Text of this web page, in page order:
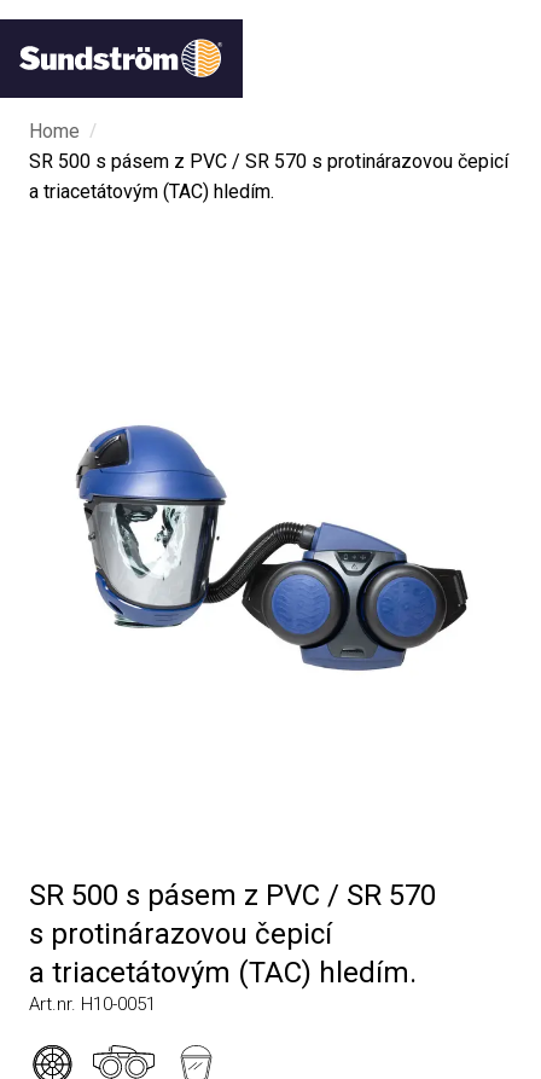
Home /
SR 500 s pásem z PVC / SR 570 s protinárazovou čepicí
a triacetátovým (TAC) hledím.
SR 500 s pásem z PVC / SR 570
s protinárazovou čepicí
a triacetátovým (TAC) hledím.
Art.nr. H10-0051